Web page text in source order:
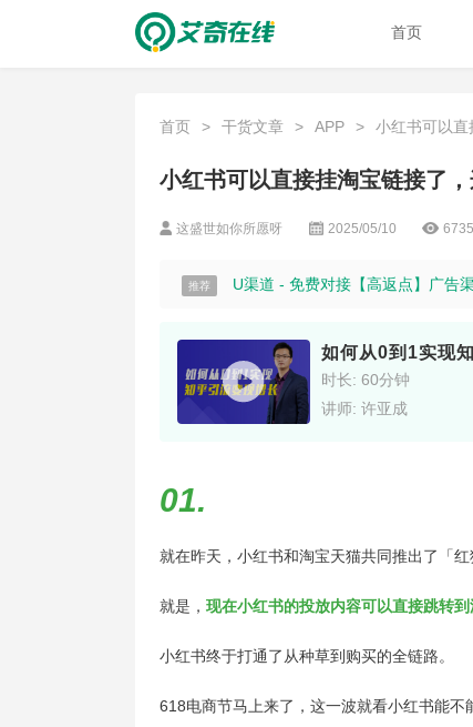
首页
首页 > 干货文章 > APP > 小红书可以直
小红书可以直接挂淘宝链接了
这盛世如你所愿呀 2025/05/10 6735
推荐 U渠道 - 免费对接【高返点】广告
如何从0到1实现
时长: 60分钟
讲师: 许亚成
01.
就在昨天，小红书和淘宝天猫共同推出了「红
就是， 现在小红书的投放内容可以直接跳转到
小红书终于打通了从种草到购买的全链路。
618电商节马上来了，这一波就看小红书能不